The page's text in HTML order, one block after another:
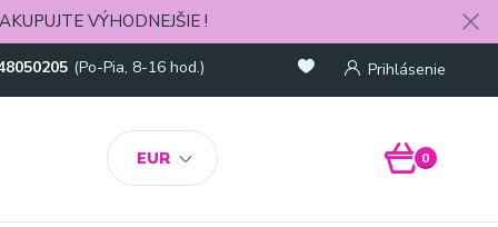
VÝHODNEJŠIE !
EUR
Prihlásenie
(Po-Pia, 8-16 hod.)
0